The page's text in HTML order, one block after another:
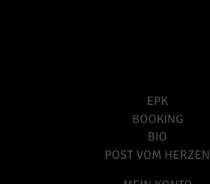
EPK
BOOKING
BIO
POST VOM HERZEN